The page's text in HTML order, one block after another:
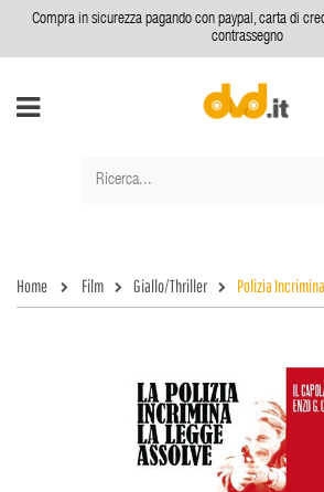
Compra in sicurezza pagando con paypal, carta di
contrassegno
Home Film Giallo/Thriller Polizia